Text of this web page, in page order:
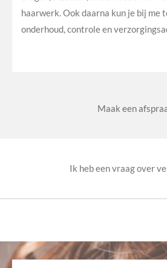
haarwerk. Ook daarna kun je bij me
onderhoud, controle en
Maak een
Ik heb een vraag over